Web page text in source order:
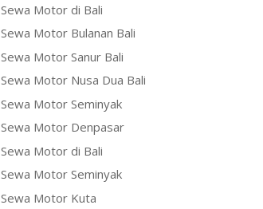
Sewa Motor di Bali
Sewa Motor Bulanan Bali
Sewa Motor Sanur Bali
Sewa Motor Nusa Dua Bali
Sewa Motor Seminyak
Sewa Motor Denpasar
Sewa Motor di Bali
Sewa Motor Seminyak
Sewa Motor Kuta